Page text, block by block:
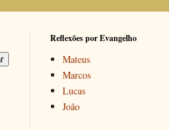
Reflexões por Evangelho
Mateus
Marcos
Lucas
João